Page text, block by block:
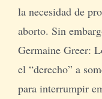
la necesidad de
aborto. Sin
Germaine Greer:
el “derecho” a
para interrumpir